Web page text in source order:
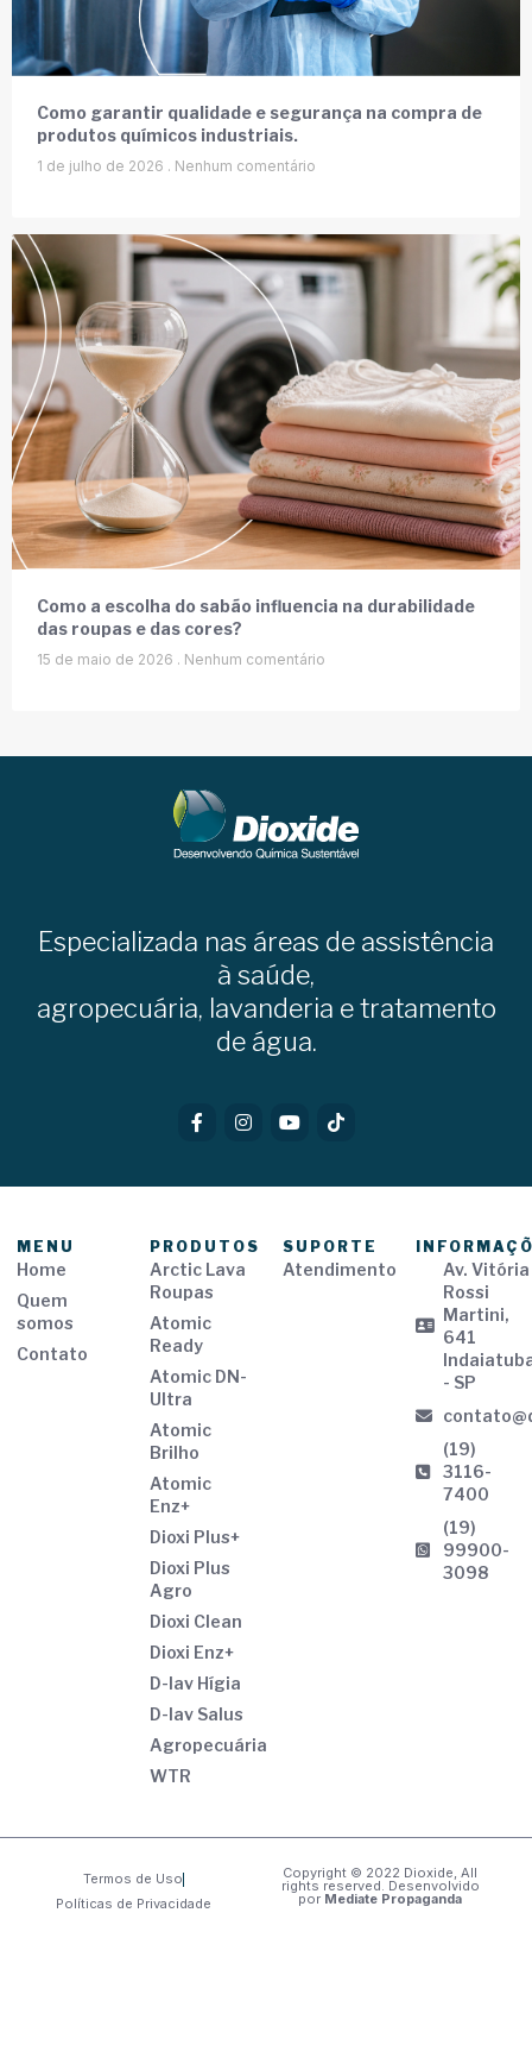
Como garantir qualidade e segurança na compra de
produtos químicos industriais.
1 de julho de 2026 Nenhum comentário
Como a escolha do sabão influencia na durabilidade
das roupas e das cores?
15 de maio de 2026 Nenhum comentário
Especializada nas áreas de assistência
à saúde,
agropecuária, lavanderia e tratamento
de água.
MENU
Home
Quem
somos
Contato
PRODUTOS
Arctic Lava
Roupas
Atomic
Ready
Atomic DN-
Ultra
Atomic
Brilho
Atomic
Enz+
Dioxi Plus+
Dioxi Plus
Agro
Dioxi Clean
Dioxi Enz+
D-lav Hígia
D-lav Salus
Agropecuária
WTR
SUPORTE
Atendimento
Av. Vitória
Rossi
Martini,
641
- SP
(19)
3116-
7400
(19)
99900-
3098
Termos de Uso
Políticas de Privacidade
Copyright © 2022 Dioxide, All
rights reserved. Desenvolvido
por Mediate Propaganda